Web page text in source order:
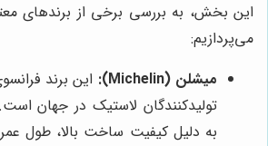
این بخش، به بررسی برخی از برندهای
می‌پردازیم:
میشلن (Michelin):
این برند
تولیدکنندگان لاستیک در جهان
به دلیل کیفیت ساخت بالا، طول